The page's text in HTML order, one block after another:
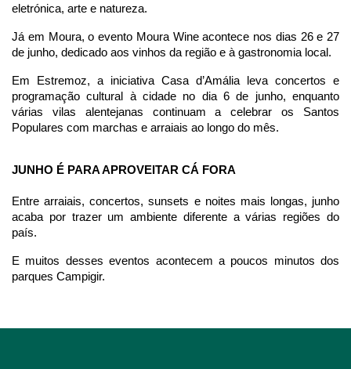
eletrónica, arte e natureza.
Já em Moura, o evento Moura Wine acontece nos dias 26 e 27
de junho, dedicado aos vinhos da região e à gastronomia local.
Em Estremoz, a iniciativa Casa d’Amália leva concertos e
programação cultural à cidade no dia 6 de junho, enquanto
várias vilas alentejanas continuam a celebrar os Santos
Populares com marchas e arraiais ao longo do mês.
JUNHO É PARA APROVEITAR CÁ FORA
Entre arraiais, concertos, sunsets e noites mais longas, junho
acaba por trazer um ambiente diferente a várias regiões do
país.
E muitos desses eventos acontecem a poucos minutos dos
parques Campigir.